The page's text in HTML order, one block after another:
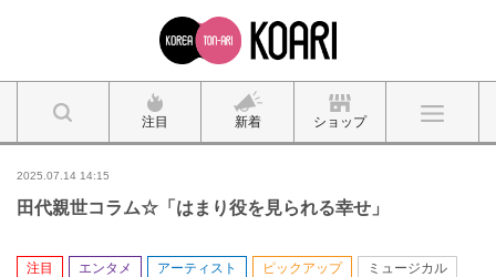
注目 新着 ショップ
2025.07.14 14:15
田代親世コラム☆「はまり役を見られる幸せ」
注目 エンタメ アーティスト ピックアップ
ミュージカル